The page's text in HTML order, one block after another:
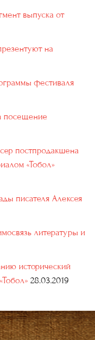
выпуска от
на
фестиваля
посещение
постпродакшена
«Тобол»
писателя Алексея
литературы и
исторический
28.03.2019